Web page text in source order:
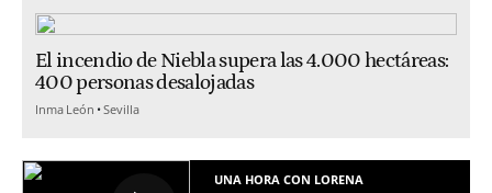
El incendio de Niebla supera las 4.000 hectáreas:
400 personas desalojadas
Inma León Sevilla
UNA HORA CON LORENA